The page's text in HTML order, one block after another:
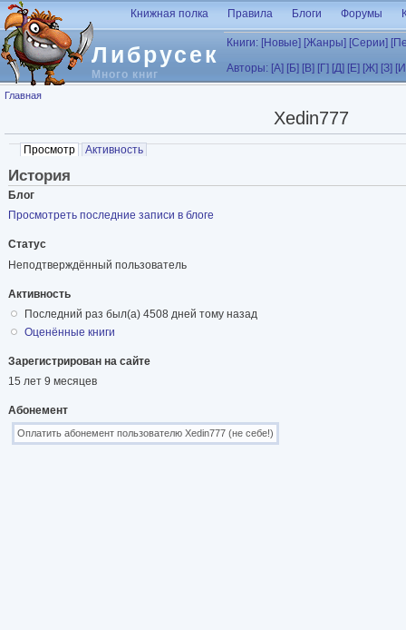
Перейти к основному содержанию
Либрусек
Много книг
Книжная полка Правила Блоги Форумы
Книги: [Новые] [Жанры] [Серии]
Авторы: [А] [Б] [В] [Г] [Д] [Е] [Ж] [З]
Вы здесь
Главная
Xedin777
Главные вкладки
Просмотр (активная вкладка)
Активность
История
Блог
Просмотреть последние записи в блоге
Статус
Неподтверждённый пользователь
Активность
Последний раз был(а) 4508 дней тому назад
Оценённые книги
Зарегистрирован на сайте
15 лет 9 месяцев
Абонемент